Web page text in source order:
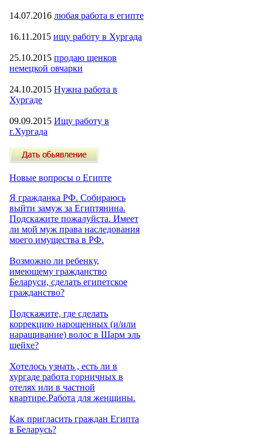
14.07.2016 любая работа в египте
16.11.2015 ищу работу в Хургада
25.10.2015 продаю щенков
немецкой овчарки
24.10.2015 Нужна работа в
Хургаде
09.09.2015 Ищу работу в
г.Хургада
Новые вопросы о Египте
Я гражданка РФ. Собираюсь
выйти замуж за Египтянина.
Подскажите пожалуйста. Имеет
ли мой муж права наследования
моего имущества в РФ.
Возможно ли ребенку,
имеющему гражданство
Беларуси, сделать египетское
гражданство?
Подскажите, где сделать
коррекцию нарощенных (и/или
наращивание) волос в Шарм эль
шейхе?
Хотелось узнать , есть ли в
хургаде работа горничных в
отелях или в частной
квартире.Работа для женщины.
Как пригласить граждан Египта
в Беларусь?